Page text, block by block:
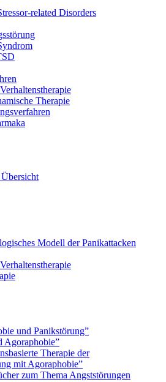
related Disorders
Therapie
Modell der Panikattacken
und Panikstörung”
Agoraphobie”
Therapie der
mit Agoraphobie”
zum Thema Angststörungen